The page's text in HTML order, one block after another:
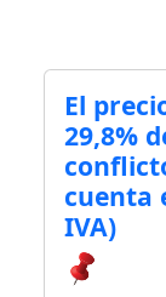
El
29,8%
cuenta
IVA)